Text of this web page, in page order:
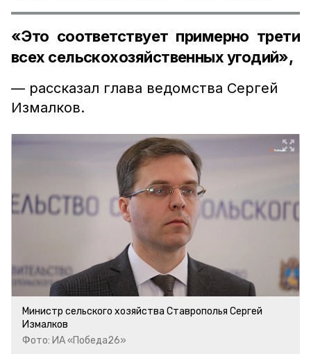
«Это соответствует примерно трети
всех сельскохозяйственных угодий»,
— рассказал глава ведомства Сергей
Измалков.
Министр сельского хозяйства Ставрополья Сергей
Измалков
Фото: ИА «Победа26»